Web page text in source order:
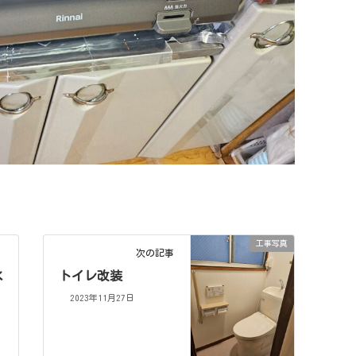
工事写真
次の記事
トイレ改装
2023年11月27日